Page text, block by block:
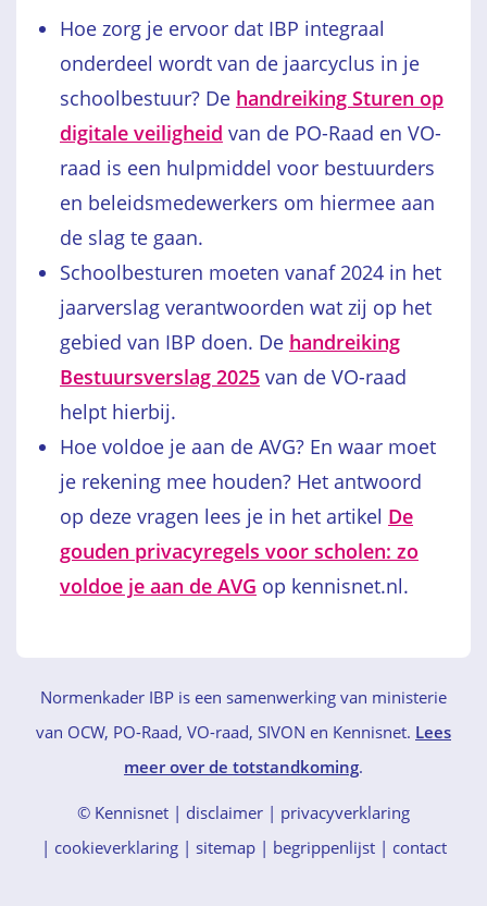
Hoe zorg je ervoor dat IBP integraal
onderdeel wordt van de jaarcyclus in je
schoolbestuur? De handreiking Sturen op
digitale veiligheid van de PO-Raad en VO-
raad is een hulpmiddel voor bestuurders
en beleidsmedewerkers om hiermee aan
de slag te gaan.
Schoolbesturen moeten vanaf 2024 in het
jaarverslag verantwoorden wat zij op het
gebied van IBP doen. De handreiking
Bestuursverslag 2025 van de VO-raad
helpt hierbij.
Hoe voldoe je aan de AVG? En waar moet
je rekening mee houden? Het antwoord
op deze vragen lees je in het artikel De
gouden privacyregels voor scholen: zo
voldoe je aan de AVG op kennisnet.nl.
Normenkader IBP is een samenwerking van ministerie
van OCW, PO-Raad, VO-raad, SIVON en Kennisnet. Lees
meer over de totstandkoming.
© Kennisnet disclaimer | privacyverklaring
| cookieverklaring | sitemap | begrippenlijst | contact